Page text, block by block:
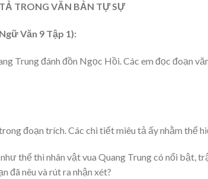
TRONG VĂN BẢN TỰ SỰ
Văn 9 Tập 1):
Trung đánh đồn Ngọc Hồi. Các em đọc đoạn
đoạn trích. Các chi tiết miêu tả ấy nhằm thể
thế thì nhân vật vua Quang Trung có nổi bật,
đã nêu và rút ra nhận xét?